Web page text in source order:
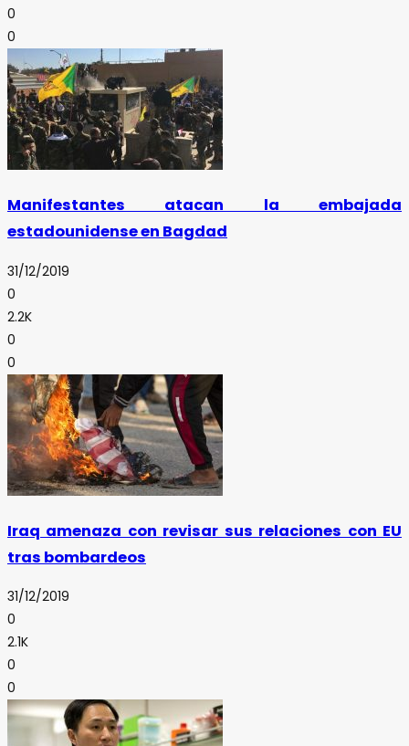
0
0
Manifestantes atacan la embajada
estadounidense en Bagdad
31/12/2019
0
2.2K
0
0
Iraq amenaza con revisar sus relaciones con EU
tras bombardeos
31/12/2019
0
2.1K
0
0